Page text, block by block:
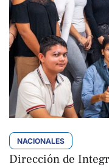
NACIONALES
Dirección de